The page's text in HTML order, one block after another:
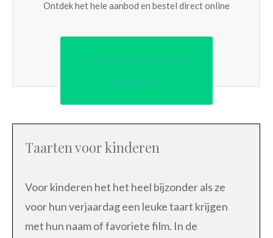
Ontdek het hele aanbod en bestel direct online
Laat mij zien wat er
allemaal is
Taarten voor kinderen
Voor kinderen het het heel bijzonder als ze
voor hun verjaardag een leuke taart krijgen
met hun naam of favoriete film. In de